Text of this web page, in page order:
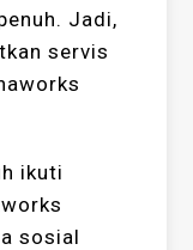
Jadi,
servis
ikuti
sosial